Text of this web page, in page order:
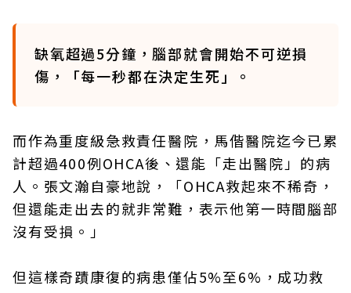
缺氧超過5分鐘，腦部就會開始不可逆損
傷，「每一秒都在決定生死」。
而作為重度級急救責任醫院，馬偕醫院迄今已累
計超過400例OHCA後、還能「走出醫院」的病
人。張文瀚自豪地說，「OHCA救起來不稀奇，
但還能走出去的就非常難，表示他第一時間腦部
沒有受損。」
但這樣奇蹟康復的病患僅佔5%至6%，成功救